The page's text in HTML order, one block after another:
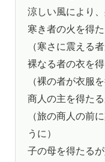
涼しい風により
寒き者の火を得た
（寒さに震える
裸なる者の衣を得
（裸の者が衣服
商人の主を得たる
（旅の商人の前
うに）
子の母を得たるが